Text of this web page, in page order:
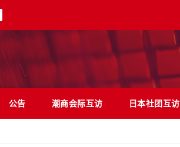
公告 潮商会际互访 日本社团互访